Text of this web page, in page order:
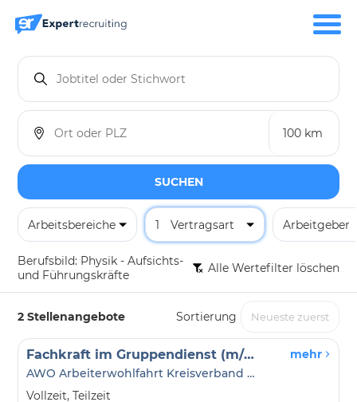
SUCHEN
Arbeitsbereiche 1 Vertragsart Arbeitgeber
Berufsbild: Physik - Aufsichts-
und Führungskräfte
Alle Wertefilter löschen
2 Stellenangebote Sortierung
Fachkraft im Gruppendienst (m/w/d) Wohnhaus Bad Berleburg
AWO Arbeiterwohlfahrt Kreisverband Siegen-Wittgenstein/Olpe
Vollzeit, Teilzeit
mehr